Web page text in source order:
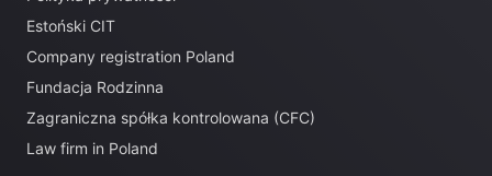
Estoński CIT
Company registration Poland
Fundacja Rodzinna
Zagraniczna spółka kontrolowana (CFC)
Law firm in Poland